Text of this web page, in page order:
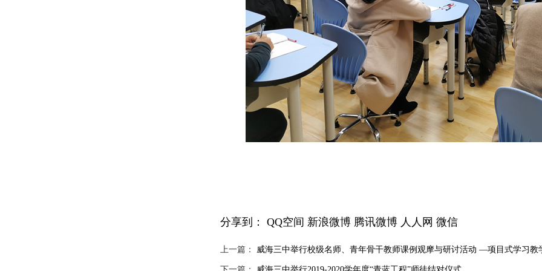
分享到： QQ空间 新浪微博 腾讯微博 人人网 微信
上一篇： 威海三中举行校级名师、青年骨干教师课例观摩与研讨活动 —项目式学习教